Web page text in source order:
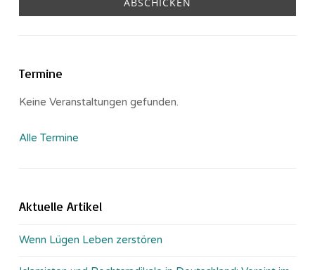
Termine
Keine Veranstaltungen gefunden.
Alle Termine
Aktuelle Artikel
Wenn Lügen Leben zerstören